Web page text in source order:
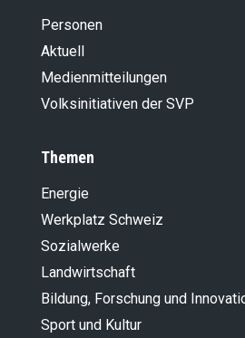
Personen
Aktuell
Medienmitteilungen
Volksinitiativen der SVP
Themen
Energie
Werkplatz Schweiz
Sozialwerke
Landwirt­schaft
Bildung, Forschung und
Sport und Kultur